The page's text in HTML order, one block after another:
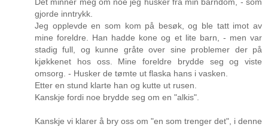
gjorde inntrykk.
Jeg opplevde en som kom på besøk, og ble tatt imot av
mine foreldre. Han hadde kone og et lite barn, - men var
stadig full, og kunne gråte over sine problemer der på
kjøkkenet hos oss. Mine foreldre brydde seg og viste
omsorg. - Husker de tømte ut flaska hans i vasken.
Etter en stund klarte han og kutte ut rusen.
Kanskje fordi noe brydde seg om en "alkis".
Kanskje vi klarer å bry oss om "en som trenger det", i denne